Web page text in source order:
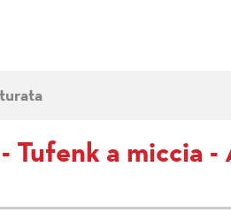
Tufenk a miccia